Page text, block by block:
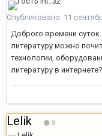
Опубликовано: 11
Доброго времени
литературу можно
технологии,
литературу в
Lelik 0